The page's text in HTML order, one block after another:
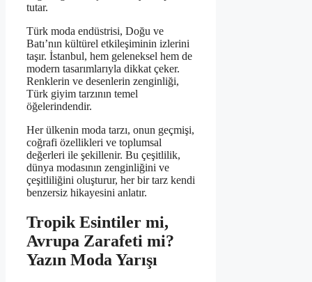
tutar.
Türk moda endüstrisi, Doğu ve
Batı’nın kültürel etkileşiminin izlerini
taşır. İstanbul, hem geleneksel hem de
modern tasarımlarıyla dikkat çeker.
Renklerin ve desenlerin zenginliği,
Türk giyim tarzının temel
öğelerindendir.
Her ülkenin moda tarzı, onun geçmişi,
coğrafi özellikleri ve toplumsal
değerleri ile şekillenir. Bu çeşitlilik,
dünya modasının zenginliğini ve
çeşitliliğini oluşturur, her bir tarz kendi
benzersiz hikayesini anlatır.
Tropik Esintiler mi,
Avrupa Zarafeti mi?
Yazın Moda Yarışı